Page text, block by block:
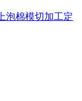
泡棉模切加工定